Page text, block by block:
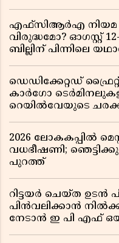
എഫ്സിആർഎ നിയമ
വിരുദ്ധമോ? ഓഗസ്റ്റ്
ബില്ലിന് പിന്നിലെ
ഡെഡിക്കേറ്റഡ്
കാർഗോ
റെയിൽവേയുടെ
2026 ലോകകപ്പിൽ
വധഭീഷണി;
പുറത്ത്
റിട്ടയർ ചെയ്ത
പിൻവലിക്കാൻ
നേടാൻ ഇ പി എഫ്